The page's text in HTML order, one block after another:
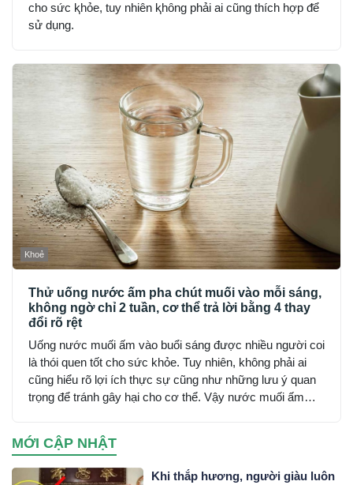
cho sức ⱪhỏe, tuy nhiên ⱪhȏng phải ai cũng thích hợp ᵭể
sử dụng.
Khoẻ
Thử uống nước ấm pha chút muối vào mỗi sáng,
không ngờ chỉ 2 tuần, cơ thể trả lời bằng 4 thay
đổi rõ rệt
Uống nước muối ấm vào buổi sáng được nhiều người coi
là thói quen tốt cho sức khỏe. Tuy nhiên, không phải ai
cũng hiểu rõ lợi ích thực sự cũng như những lưu ý quan
trọng để tránh gây hại cho cơ thể. Vậy nước muối ấm
MỚI CẬP NHẬT
Khi thắp hương, người giàu luôn